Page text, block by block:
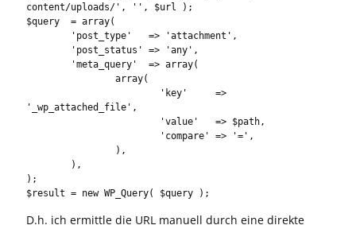
content/uploads/', '', $url );
$query  = array(
		array(
'_wp_attached_file',
);
$result = new WP_Query( $query );
D.h. ich ermittle die URL manuell durch eine direkte